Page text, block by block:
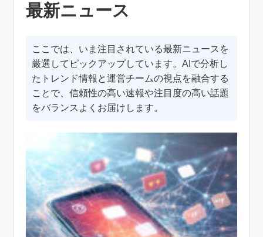
最新ニュース
ここでは、いま注目されている最新ニュースを
厳選してピックアップしています。AIで分析し
たトレンド情報と運営チームの視点を融合する
ことで、信頼性の高い速報や注目度の高い話題
をバランスよくお届けします。